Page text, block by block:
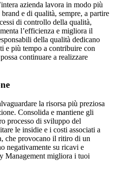
azienda lavora in modo più
e di qualità, sempre, a partire
di controllo della qualità,
l’efficienza e migliora il
della qualità dedicano
e più tempo a contribuire con
continuare a realizzare
la risorsa più preziosa
Consolida e mantiene gli
processo di sviluppo del
le insidie e i costi associati a
che provocano il ritiro di un
negativamente su ricavi e
Management migliora i tuoi